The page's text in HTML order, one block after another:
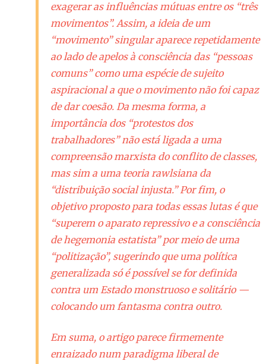
exagerar as influências mútuas entre os “três
movimentos”. Assim, a ideia de um
“movimento” singular aparece repetidamente
ao lado de apelos à consciência das “pessoas
comuns” como uma espécie de sujeito
aspiracional a que o movimento não foi capaz
de dar coesão. Da mesma forma, a
importância dos “protestos dos
trabalhadores” não está ligada a uma
compreensão marxista do conflito de classes,
mas sim a uma teoria rawlsiana da
“distribuição social injusta.” Por fim, o
objetivo proposto para todas essas lutas é que
“superem o aparato repressivo e a consciência
de hegemonia estatista” por meio de uma
“politização”, sugerindo que uma política
generalizada só é possível se for definida
contra um Estado monstruoso e solitário —
colocando um fantasma contra outro.
Em suma, o artigo parece firmemente
enraizado num paradigma liberal de